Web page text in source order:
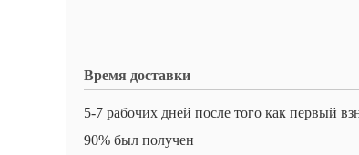
Время доставки
5-7 рабочих дней после того как первый
90% был получен